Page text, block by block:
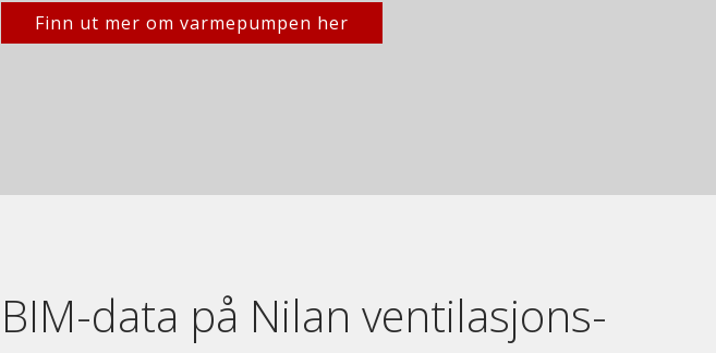
Finn ut mer om varmepumpen her
BIM-data på Nilan ventilasjons-